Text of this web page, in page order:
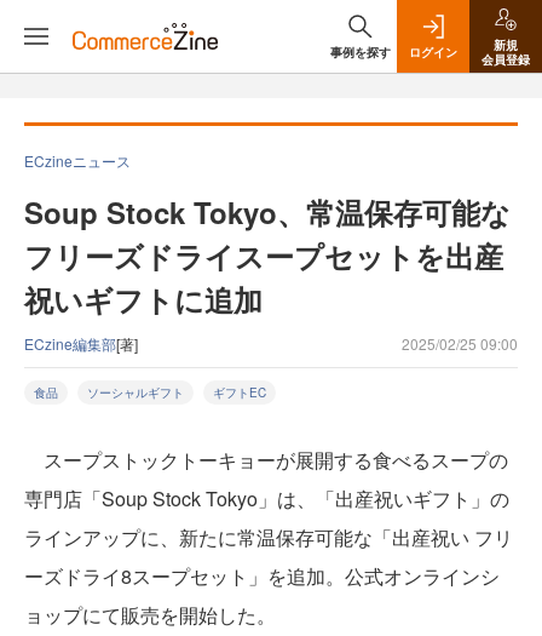
事例を探す ログイン
新規
会員登録
ECzineニュース
Soup Stock Tokyo、常温保存可能な
フリーズドライスープセットを出産
祝いギフトに追加
ECzine編集部[著] 2025/02/25 09:00
食品 ソーシャルギフト ギフトEC
スープストックトーキョーが展開する食べるスープの
専門店「Soup Stock Tokyo」は、「出産祝いギフト」の
ラインアップに、新たに常温保存可能な「出産祝い フリ
ーズドライ8スープセット」を追加。公式オンラインシ
ョップにて販売を開始した。